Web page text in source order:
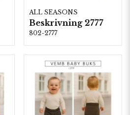
ALL SEASONS
Beskrivning 2777
802-2777